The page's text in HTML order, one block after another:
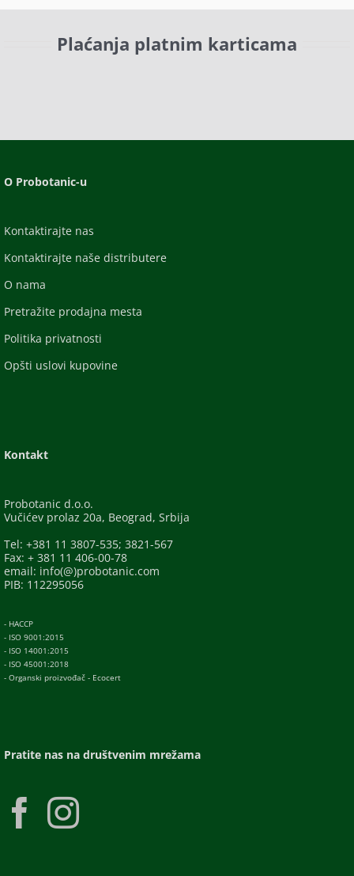
Plaćanja platnim karticama
O Probotanic-u
Kontaktirajte nas
Kontaktirajte naše distributere
O nama
Pretražite prodajna mesta
Politika privatnosti
Opšti uslovi kupovine
Kontakt
Probotanic d.o.o.
Vučićev prolaz 20a, Beograd, Srbija
Tel: +381 11 3807-535; 3821-567
Fax: + 381 11 406-00-78
email: info(@)probotanic.com
PIB: 112295056
- HACCP
- ISO 9001:2015
- ISO 14001:2015
- ISO 45001:2018
- Organski proizvođač - Ecocert
Pratite nas na društvenim mrežama